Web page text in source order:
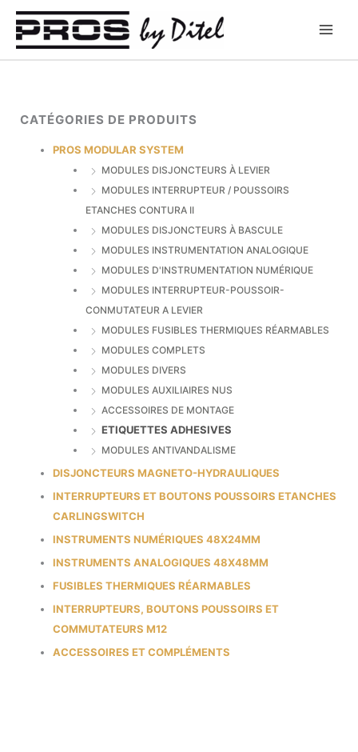
Aller
contenu
CATÉGORIES DE PRODUITS
PROS MODULAR SYSTEM
MODULES DISJONCTEURS À LEVIER
MODULES INTERRUPTEUR / POUSSOIRS
ETANCHES CONTURA II
MODULES DISJONCTEURS À BASCULE
MODULES INSTRUMENTATION ANALOGIQUE
MODULES D'INSTRUMENTATION NUMÉRIQUE
MODULES INTERRUPTEUR-POUSSOIR-
CONMUTATEUR A LEVIER
MODULES FUSIBLES THERMIQUES RÉARMABLES
MODULES COMPLETS
MODULES DIVERS
MODULES AUXILIAIRES NUS
ACCESSOIRES DE MONTAGE
ETIQUETTES ADHESIVES
MODULES ANTIVANDALISME
DISJONCTEURS MAGNETO-HYDRAULIQUES
INTERRUPTEURS ET BOUTONS POUSSOIRS ETANCHES
CARLINGSWITCH
INSTRUMENTS NUMÉRIQUES 48X24MM
INSTRUMENTS ANALOGIQUES 48X48MM
FUSIBLES THERMIQUES RÉARMABLES
INTERRUPTEURS, BOUTONS POUSSOIRS ET
COMMUTATEURS M12
ACCESSOIRES ET COMPLÉMENTS